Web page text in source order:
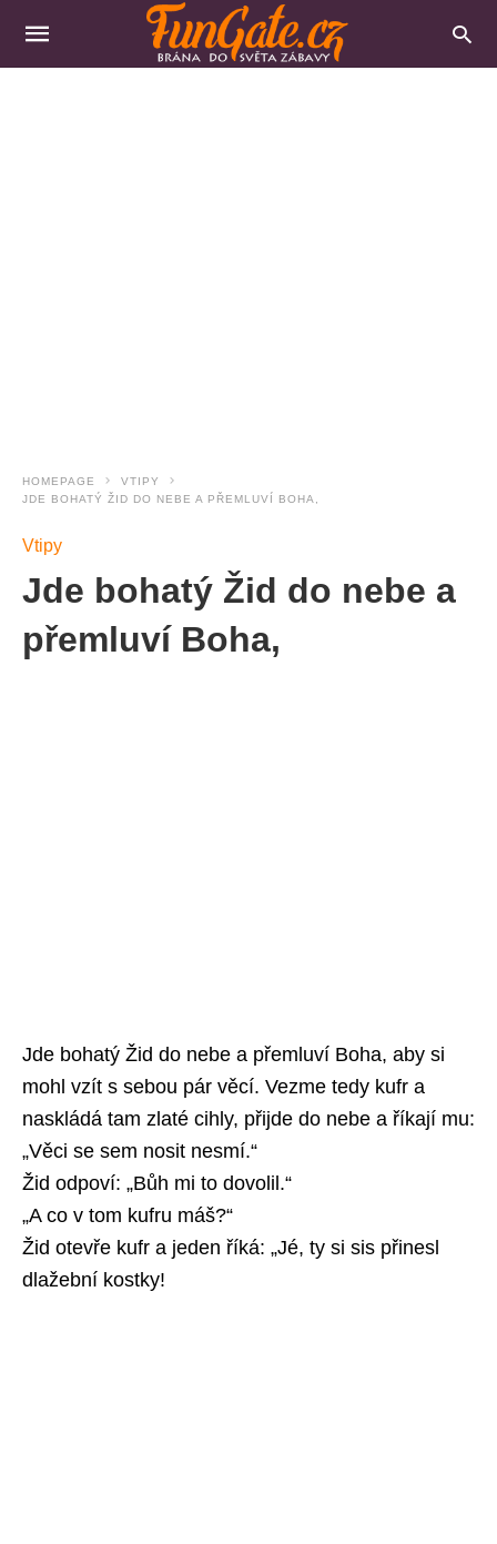
HOMEPAGE
VTIPY
JDE BOHATÝ ŽID DO NEBE A PŘEMLUVÍ BOHA,
Vtipy
Jde bohatý Žid do nebe a
přemluví Boha,
Jde bohatý Žid do nebe a přemluví Boha, aby si
mohl vzít s sebou pár věcí. Vezme tedy kufr a
naskládá tam zlaté cihly, přijde do nebe a říkají mu:
„Věci se sem nosit nesmí.“
Žid odpoví: „Bůh mi to dovolil.“
„A co v tom kufru máš?“
Žid otevře kufr a jeden říká: „Jé, ty si sis přinesl
dlažební kostky!